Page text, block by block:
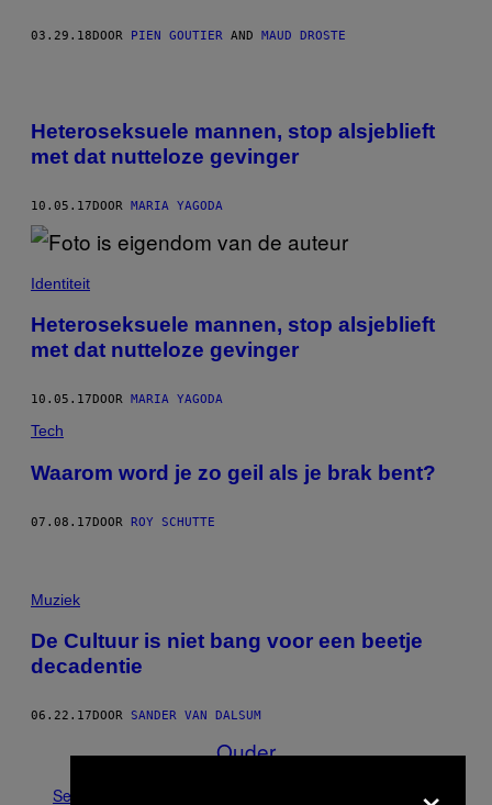
03.29.18 DOOR PIEN GOUTIER AND MAUD DROSTE
Heteroseksuele mannen, stop alsjeblieft
met dat nutteloze gevinger
10.05.17DOOR MARIA YAGODA
Identiteit
Heteroseksuele mannen, stop alsjeblieft
met dat nutteloze gevinger
10.05.17 DOOR MARIA YAGODA
Tech
Waarom word je zo geil als je brak bent?
07.08.17DOOR ROY SCHUTTE
Muziek
De Cultuur is niet bang voor een beetje
decadentie
06.22.17 DOOR SANDER VAN DALSUM
Ouder
See All